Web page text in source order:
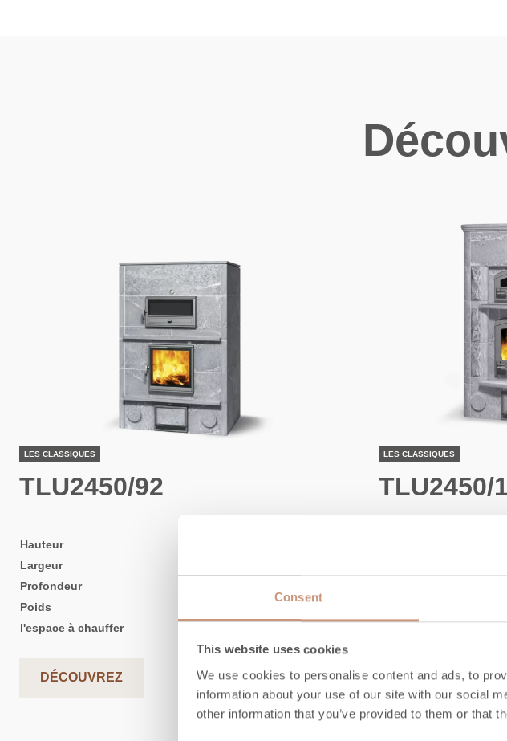
Consent
This website uses cookies
We use cookies to personalise content and ads, to
information about your use of our site with our social
other information that you’ve provided to them or that
LES CLASSIQUES
TLU2450/92
Hauteur
Largeur
Profondeur
Poids
l'espace à chauffer
DÉCOUVREZ
LES CLASSIQUES
TLU2450/1
DÉCOUVREZ